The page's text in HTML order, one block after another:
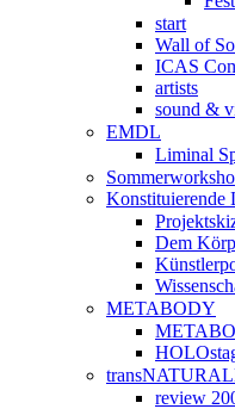
start
Wall of
ICAS
artists
sound &
EMDL
Liminal
Konstituierende
Dem
METABODY
review